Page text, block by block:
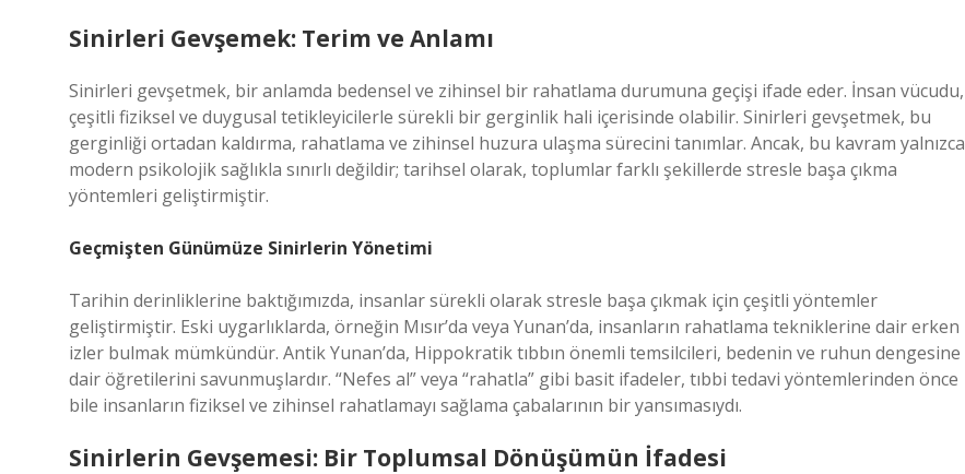
Sinirleri Gevşemek: Terim ve Anlamı
Sinirleri gevşetmek, bir anlamda bedensel ve zihinsel bir rahatlama durumuna geçişi ifade eder. İnsan vücudu,
çeşitli fiziksel ve duygusal tetikleyicilerle sürekli bir gerginlik hali içerisinde olabilir. Sinirleri gevşetmek, bu
gerginliği ortadan kaldırma, rahatlama ve zihinsel huzura ulaşma sürecini tanımlar. Ancak, bu kavram yalnızca
modern psikolojik sağlıkla sınırlı değildir; tarihsel olarak, toplumlar farklı şekillerde stresle başa çıkma
yöntemleri geliştirmiştir.
Geçmişten Günümüze Sinirlerin Yönetimi
Tarihin derinliklerine baktığımızda, insanlar sürekli olarak stresle başa çıkmak için çeşitli yöntemler
geliştirmiştir. Eski uygarlıklarda, örneğin Mısır’da veya Yunan’da, insanların rahatlama tekniklerine dair erken
izler bulmak mümkündür. Antik Yunan’da, Hippokratik tıbbın önemli temsilcileri, bedenin ve ruhun dengesine
dair öğretilerini savunmuşlardır. “Nefes al” veya “rahatla” gibi basit ifadeler, tıbbi tedavi yöntemlerinden önce
bile insanların fiziksel ve zihinsel rahatlamayı sağlama çabalarının bir yansımasıydı.
Sinirlerin Gevşemesi: Bir Toplumsal Dönüşümün İfadesi